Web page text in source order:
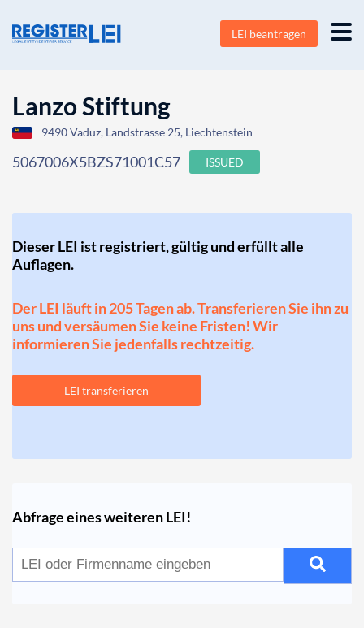
LEI beantragen
Lanzo Stiftung
9490 Vaduz, Landstrasse 25, Liechtenstein
5067006X5BZS71001C57 ISSUED
Dieser LEI ist registriert, gültig und erfüllt alle
Auflagen.
Der LEI läuft in 205 Tagen ab. Transferieren Sie ihn zu
uns und versäumen Sie keine Fristen! Wir
informieren Sie jedenfalls rechtzeitig.
LEI transferieren
Abfrage eines weiteren LEI!